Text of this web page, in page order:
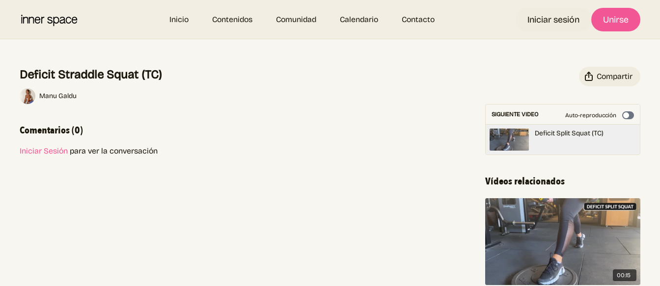
Inicio Contenidos Comunidad Calendario Contacto Iniciar sesión Unirse
Deficit Straddle Squat (TC) Compartir
Manu Galdu
Comentarios (0)
Iniciar Sesión para ver la conversación
SIGUIENTE VIDEO Auto-reproducción
Deficit Split Squat (TC)
Vídeos relacionados
00:15